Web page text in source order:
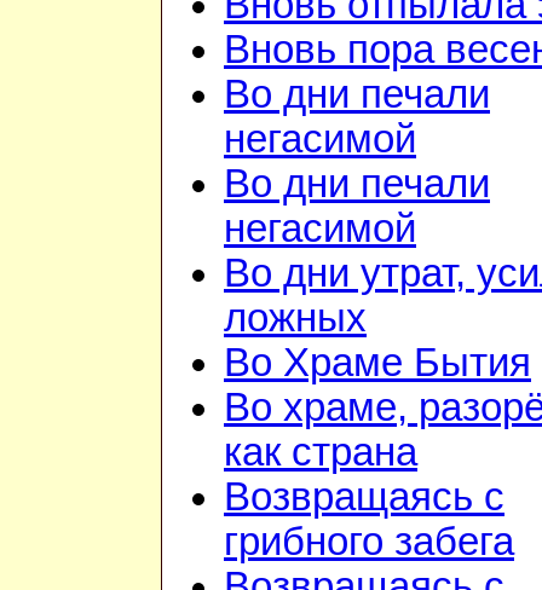
Вновь пора
Во дни печали
негасимой
Во дни печали
негасимой
Во дни утрат,
ложных
Во Храме Бытия
Во храме,
как страна
Возвращаясь с
грибного забега